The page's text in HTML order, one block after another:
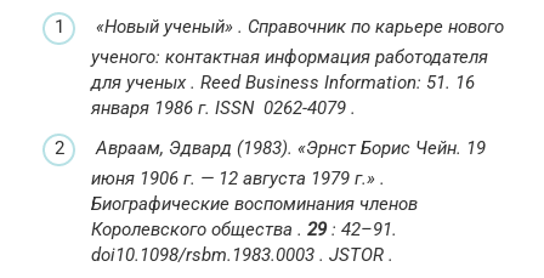
«Новый ученый» . Справочник по карьере нового
ученого: контактная информация работодателя
для ученых . Reed Business Information: 51. 16
января 1986 г. ISSN 0262-4079 .
Авраам, Эдвард (1983). «Эрнст Борис Чейн. 19
июня 1906 г. — 12 августа 1979 г.» .
Биографические воспоминания членов
Королевского общества . 29: 42–91.
doi10.1098/rsbm.1983.0003 . JSTOR .